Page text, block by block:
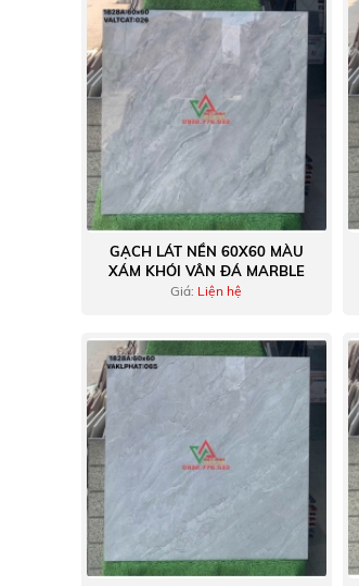
GẠCH LÁT NỀN 60X60 MÀU
XÁM KHÓI VÂN ĐÁ MARBLE
Giá: Liện hệ